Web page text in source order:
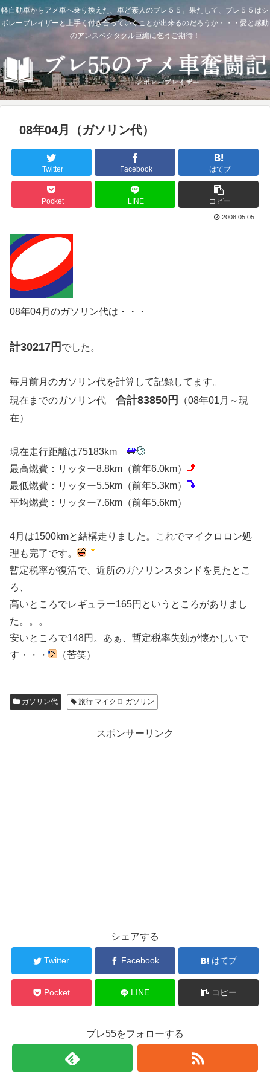
軽自動車からアメ車へ乗り換えた、車ど素人のブレ５５。果たして、ブレ５５はシ
ボレーブレイザーと上手く付き合っていくことが出来るのだろうか・・・愛と感動
のアンスペクタクル巨編に乞うご期待！
08年04月（ガソリン代）
Twitter Facebook はてブ
Pocket LINE コピー
2008.05.05
08年04月のガソリン代は・・・
計30217円 でした。
毎月前月のガソリン代を計算して記録してます。
現在までのガソリン代 合計83850円
（08年01月～現
在）
現在走行距離は75183km
最高燃費：リッター8.8km（前年6.0km）
最低燃費：リッター5.5km（前年5.3km）
平均燃費：リッター7.6km（前年5.6km）
4月は1500kmと結構走りました。これでマイクロロン処
理も完了です。
暫定税率が復活で、近所のガソリンスタンドを見たとこ
ろ、
高いところでレギュラー165円というところがありまし
た。。。
安いところで148円。あぁ、暫定税率失効が懐かしいで
す・・・
（苦笑）
ガソリン代 旅行 マイクロ ガソリン
スポンサーリンク
シェアする
Twitter Facebook はてブ
Pocket LINE コピー
ブレ55をフォローする